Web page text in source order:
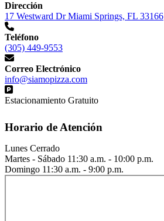
Dirección
17 Westward Dr Miami Springs, FL 33166
Teléfono
(305) 449-9553
Correo Electrónico
info@siamopizza.com
Estacionamiento Gratuito
Horario de Atención
Lunes Cerrado
Martes - Sábado 11:30 a.m. - 10:00 p.m.
Domingo 11:30 a.m. - 9:00 p.m.